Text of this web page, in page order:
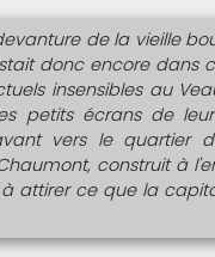
de la vieille
donc encore dans
insensibles au
petits écrans de
vers le quartier
construit à
attirer ce que la